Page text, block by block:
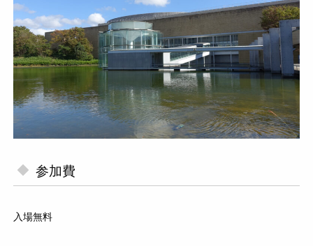
参加費
入場無料